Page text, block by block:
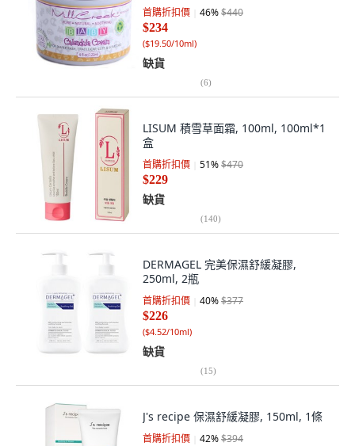
首購折扣價 46%$440
$234
($19.50/10ml)
缺貨
(6)
LISUM 積雪草面霜, 100ml, 100ml*1
盒
首購折扣價 51%$470
$229
缺貨
(140)
DERMAGEL 完美保濕舒緩凝膠,
250ml, 2瓶
首購折扣價 40%$377
$226
($4.52/10ml)
缺貨
(15)
J's recipe 保濕舒緩凝膠, 150ml, 1條
首購折扣價 42%$394